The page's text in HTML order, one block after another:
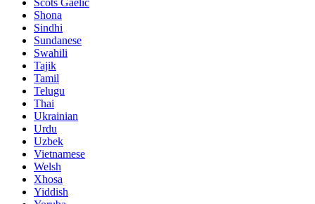
Scots Gaelic
Shona
Sindhi
Sundanese
Swahili
Tajik
Tamil
Telugu
Thai
Ukrainian
Urdu
Uzbek
Vietnamese
Welsh
Xhosa
Yiddish